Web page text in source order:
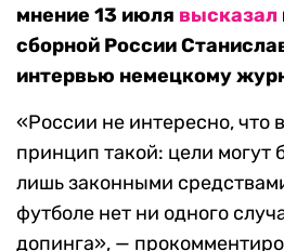
мнение 13 июля высказал
сборной России
интервью немецкому
«России не интересно, что
принцип такой: цели могут
лишь законными
футболе нет ни одного
допинга», —